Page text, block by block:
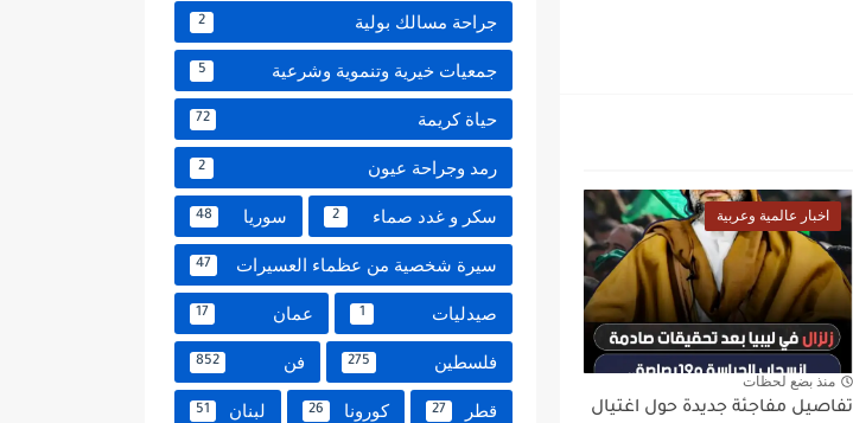
اخبار عالمية وعربية
منذ بضع لحظات
تفاصيل مفاجئة جديدة حول اغتيال
جراحة مسالك بولية 2
جمعيات خيرية وتنموية وشرعية 5
حياة كريمة 72
رمد وجراحة عيون 2
سكر و غدد صماء 2 سوريا 48
سيرة شخصية من عظماء العسيرات 47
صيدليات 1 عمان 17
فلسطين 275 فن 852
قطر 27 كورونا 26 لبنان 51